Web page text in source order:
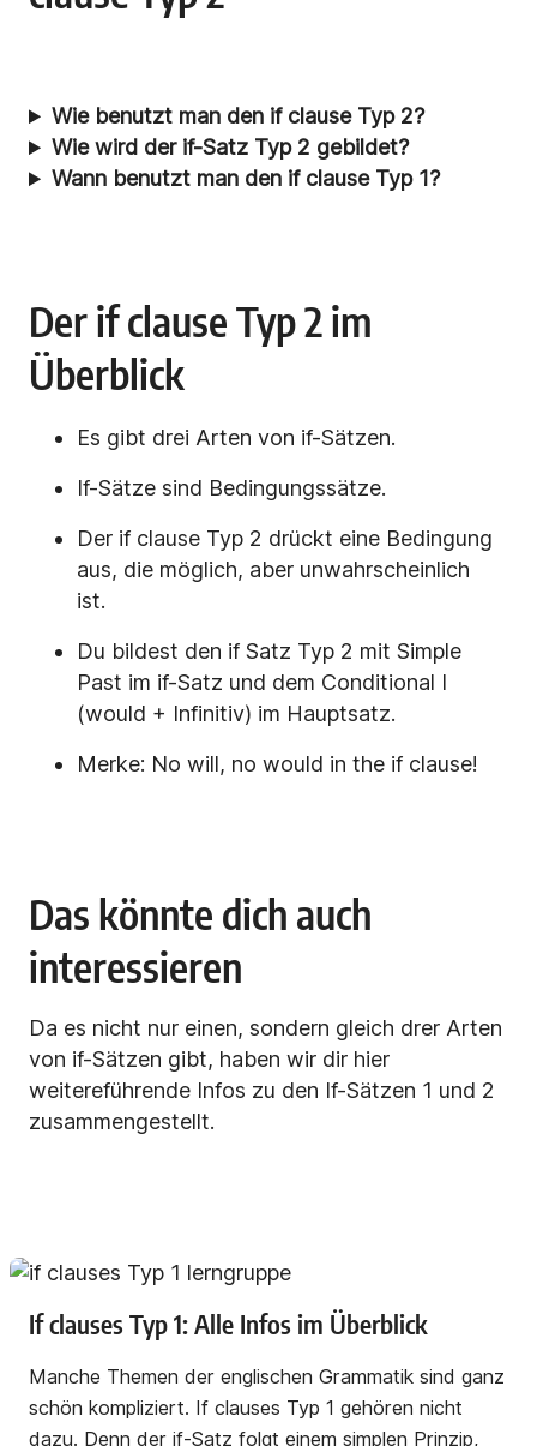
Wie benutzt man den if clause Typ 2?
Wie wird der if-Satz Typ 2 gebildet?
Wann benutzt man den if clause Typ 1?
Der if clause Typ 2 im
Überblick
Es gibt drei Arten von if-Sätzen.
If-Sätze sind Bedingungssätze.
Der if clause Typ 2 drückt eine Bedingung
aus, die möglich, aber unwahrscheinlich
ist.
Du bildest den if Satz Typ 2 mit Simple
Past im if-Satz und dem Conditional I
(would + Infinitiv) im Hauptsatz.
Merke: No will, no would in the if clause!
Das könnte dich auch
interessieren
Da es nicht nur einen, sondern gleich drer Arten
von if-Sätzen gibt, haben wir dir hier
weitereführende Infos zu den If-Sätzen 1 und 2
zusammengestellt.
If clauses Typ 1: Alle Infos im Überblick
Manche Themen der englischen Grammatik sind ganz
schön kompliziert. If clauses Typ 1 gehören nicht
dazu. Denn der if-Satz folgt einem simplen Prinzip,